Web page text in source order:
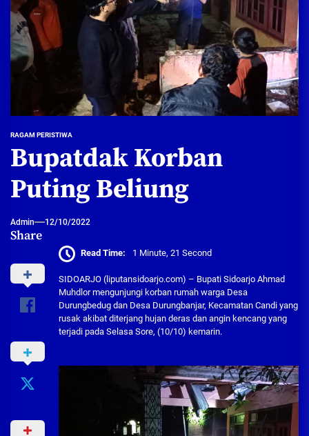
RAGAM PERISTIWA
Bupatdak Korban
Puting Beliung
Admin 12/10/2022
Share
Read Time: 1 Minute, 21 Second
SIDOARJO (liputansidoarjo.com) – Bupati Sidoarjo Ahmad
Muhdlor mengunjungi korban rumah warga Desa
Durungbedug dan Desa Durungbanjar, Kecamatan Candi yang
rusak akibat diterjang hujan deras dan angin kencang yang
terjadi pada Selasa Sore, (10/10) kemarin.